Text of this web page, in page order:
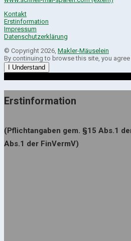
Kontakt
Erstinformation
Impressum
Datenschutzerklärung
© Copyright 2026, Makler-Mäuselein
By continuing to browse this site, you
I Understand
Erstinformation
(Pflichtangaben gem. §15 Abs.1
Abs.1 der FinVermV)